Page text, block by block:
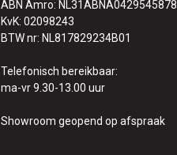
ABN Amro: NL31ABNA0429545878
KvK: 02098243
BTW nr: NL817829234B01
Telefonisch bereikbaar:
ma-vr 9.30-13.00 uur
Showroom geopend op afspraak